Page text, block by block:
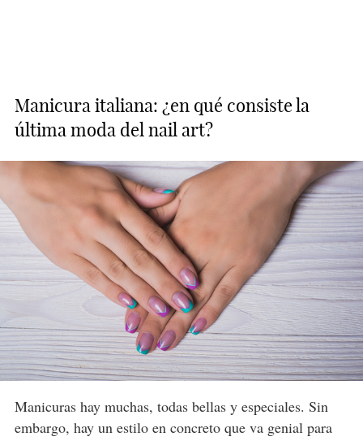
Manicura italiana: ¿en qué consiste la
última moda del nail art?
Manicuras hay muchas, todas bellas y especiales. Sin
embargo, hay un estilo en concreto que va genial para